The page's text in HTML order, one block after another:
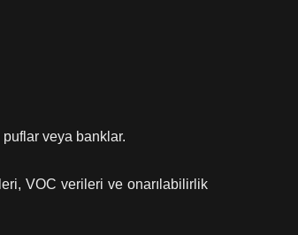
veya banklar.
VOC verileri ve onarılabilirlik